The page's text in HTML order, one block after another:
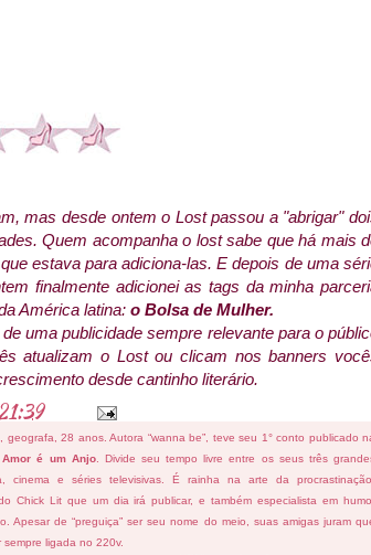
mas desde ontem o Lost passou a "abrigar"
Quem acompanha o lost sabe que há mais
estava para adiciona-las. E depois de uma
finalmente adicionei as tags da minha
América latina: o Bolsa de Mulher.
uma publicidade sempre relevante para o
atualizam o Lost ou clicam nos banners
desde cantinho literário.
geografa, 28 anos. Autora “wanna be”, teve seu 1° conto publicado
Amor é um Anjo. Divide seu tempo livre entre os seus três
cinema e séries televisivas. É rainha na arte da procrastinação,
Chick Lit que um dia irá publicar, e também especialista em
Apesar de “preguiça” ser seu nome do meio, suas amigas juram
ligada no 220v.